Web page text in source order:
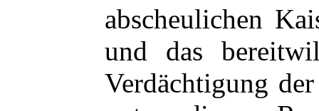
abscheulichen
und das
Verdächtigung